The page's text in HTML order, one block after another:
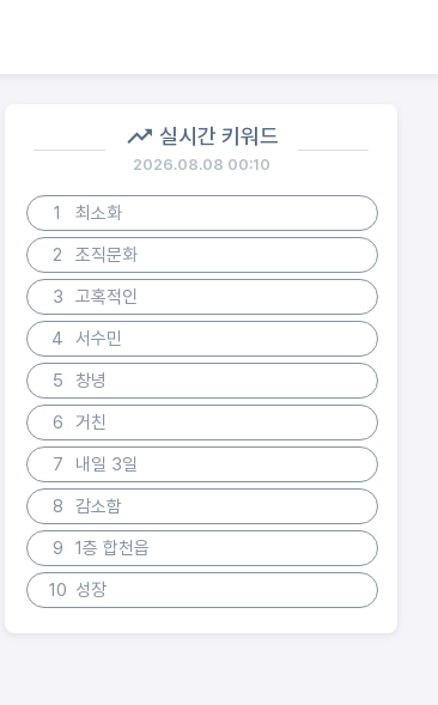
실시간 키워드
2026.08.08 00:10
1
최소화
2
조직문화
3
고혹적인
4
서수민
5
창녕
6
거친
7
내일 3일
8
감소함
9
1층 합천읍
10 성장